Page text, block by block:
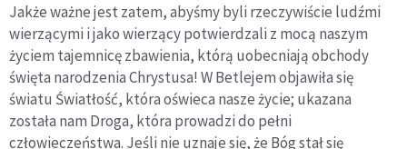
Jakże ważne jest zatem, abyśmy byli rzeczywiście ludźmi
wierzącymi i jako wierzący potwierdzali z mocą naszym
życiem tajemnicę zbawienia, którą uobecniają obchody
święta narodzenia Chrystusa! W Betlejem objawiła się
światu Światłość, która oświeca nasze życie; ukazana
została nam Droga, która prowadzi do pełni
człowieczeństwa. Jeśli nie uznaje się, że Bóg stał się